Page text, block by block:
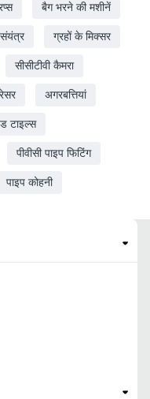
बैग भरने की मशीनें
ग्रहों के मिक्सर
सीसीटीवी कैमरा
अगरबत्तियां
टाइल्स
पीवीसी पाइप फिटिंग
पाइप कोहनी